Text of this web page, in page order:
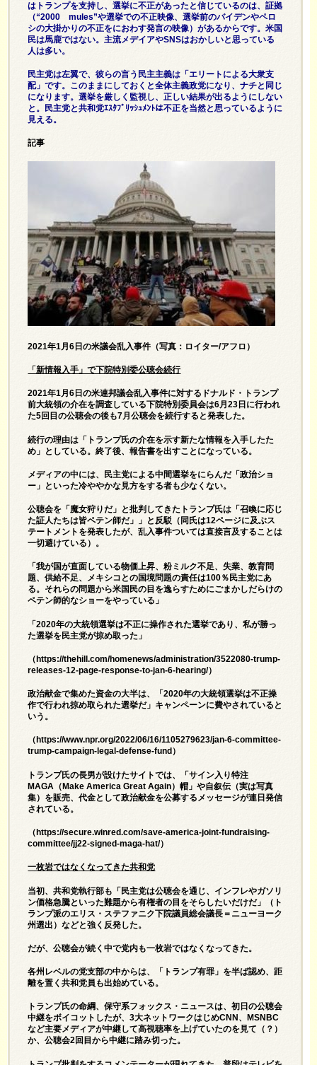
はトランプを支持し、選挙に不正があったと信じているのは、証拠
（“2000 mules”や選挙での不正映像、選挙前のバイデンやペロ
シの大掛かりの不正をにおわす発言の映像）があるからです。米国
民は馬鹿ではない。主流メデイアやSNSはおかしいと思っている
人は多い。
民主党は左翼で、彼らの言う民主主義は「エリートによる大衆支
配」です。このままにしておくと全体主義政党になり、ナチと同じ
になります。選挙を厳しく監視し、正しい結果が出るようにしない
と。民主党と共和党ｴｽﾀﾌﾞﾘｯｼｭﾒﾝﾄは不正を当然と思っているように
見える。
記事
2021年1月6日の米議会乱入事件（写真：ロイター/アフロ）
「新情報入手」で下院特別委公聴会続行
2021年1月6日の米連邦議会乱入事件に対するドナルド・トランプ
前大統領の介在を調査している下院特別委員会は6月23日に行われ
た5回目の公聴会の後も7月公聴会を続行すると発表した。
続行の理由は「トランプ氏の介在を示す新たな情報を入手したた
め」としている。終了後、報告書を出すことになっている。
メディアの中には、民主党による中間選挙をにらんだ「政治ショ
ー」といった冷ややかな見方をする者も少なくない。
公聴会を「魔女狩りだ」と批判してきたトランプ氏は「召喚に応じ
た証人たちは皆ペテン師だ」」と反駁（同氏は12ページに及ぶス
テートメントを発表したが、乱入事件ついては直接言及することは
一切避けている）。
「我が国が直面している物価上昇、粉ミルク不足、失業、教育問
題、供給不足、メキシコとの国境問題の責任は100％民主党にあ
る。それらの問題から米国民の目を逸らすためにごまかしだらけの
ペテン師的なショーをやっている」
「2020年の大統領選挙は不正に操作された選挙であり、私が勝っ
た選挙を民主党が掠め取った」
（ https://thehill.com/homenews/administration/3522080-trump-
releases-12-page-response-to-jan-6-hearing/）
政治献金で集めた資金の大半は、「2020年の大統領選挙は不正操
作で行われ掠め取られた選挙だ」キャンペーンに費やされていると
いう。
（ https://www.npr.org/2022/06/16/1105279623/jan-6-committee-
trump-campaign-legal-defense-fund ）
トランプ氏の長男が設けたサイトでは、「サイン入り特注
MAGA（Make America Great Again）帽」や自叙伝（実は写真
集）を販売、代金として政治献金を公募するメッセージが連日発信
されている。
（ https://secure.winred.com/save-america-joint-fundraising-
committee/jj22-signed-maga-hat/）
一枚岩ではなくなってきた共和党
当初、共和党執行部も「民主党は公聴会を通じ、インフレやガソリ
ン価格急騰といった難題から有権者の目をそらしたいだけだ」（ト
ランプ派のエリス・ステファニク下院議員総会議長＝ニューヨーク
州選出）などと強く反発した。
だが、公聴会が続く中で党内も一枚岩ではなくなってきた。
各州レベルの党支部の中からは、「トランプ有罪」を半ば認め、距
離を置く共和党員も出始めている。
トランプ氏の命綱、保守系フォックス・ニュースは、初日の公聴会
中継をボイコットしたが、3大ネットワークはじめCNN、MSNBC
など主要メディアが中継して高視聴率を上げていたのを見て（？）
か、公聴会2回目から中継に踏み切った。